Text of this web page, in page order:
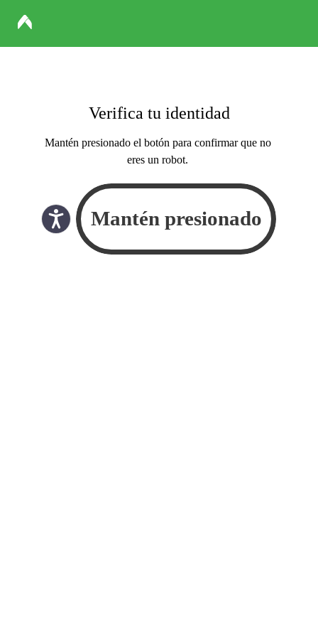
Verifica tu identidad
Mantén presionado el botón para confirmar que no
eres un robot.